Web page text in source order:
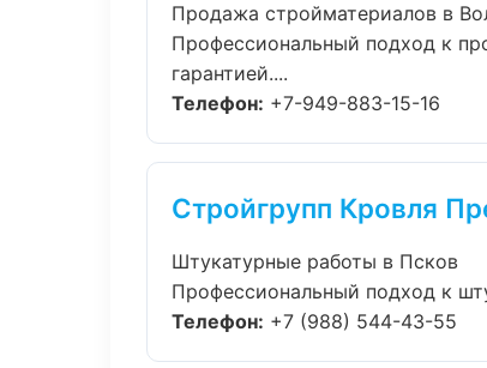
Продажа стройматериалов в
Профессиональный подход к
гарантией....
Телефон: +7-949-883-15-16
Стройгрупп Кровля
Штукатурные работы в Псков
Профессиональный подход к
Телефон: +7 (988) 544-43-55